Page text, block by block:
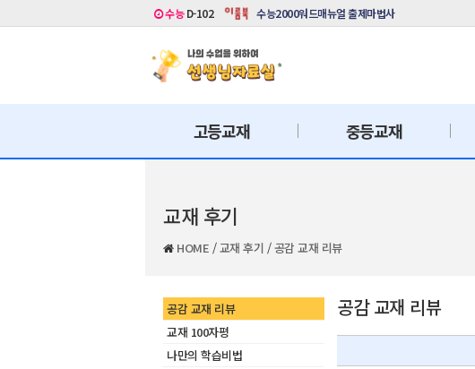
수능D-102 수능2000워드매뉴얼 출제마법사
고등교재 중등교재
교재 후기
HOME /교재 후기 /공감 교재 리뷰
공감 교재 리뷰
교재 100자평
나만의 학습비법
공감 교재 리뷰